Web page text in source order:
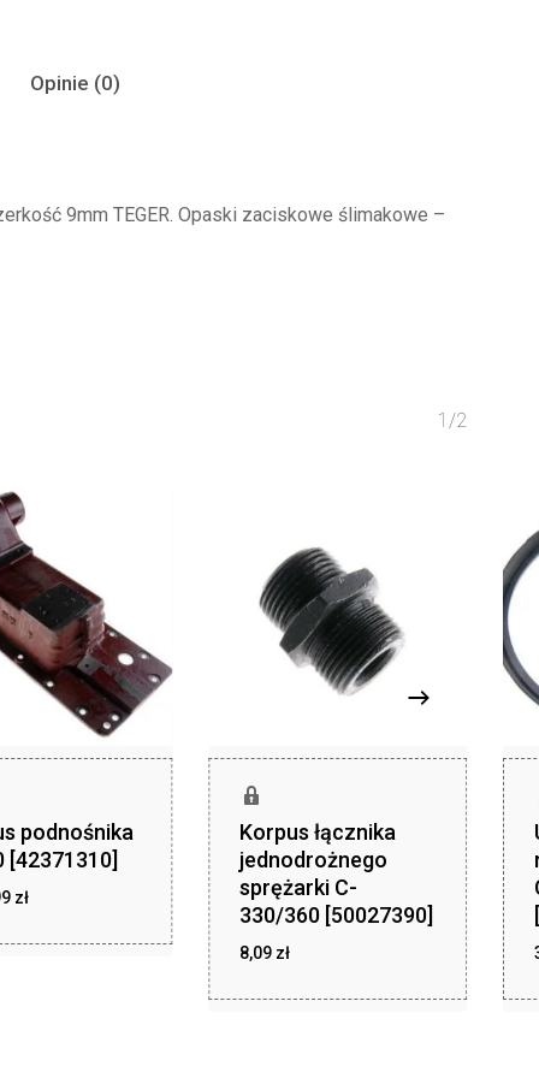
Opinie (0)
9mm TEGER. Opaski zaciskowe ślimakowe –
1/2
podnośnika
[42371310]
zł
1 349,99
Korpus łącznika
jednodrożnego
sprężarki C-
330/360 [50027390]
8,09 zł